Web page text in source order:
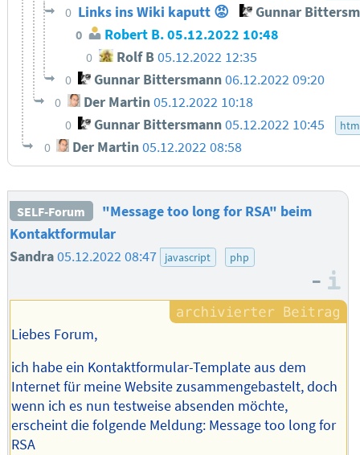
0 Links ins Wiki kaputt 😡 Gunnar
0 Robert B.05.12.2022 10:48
0 Rolf B05.12.2022 12:35
0 Gunnar Bittersmann06.12.2022 09:20
0 Der Martin 05.12.2022 10:18
0 Gunnar Bittersmann05.12.2022 10:45
0 Der Martin05.12.2022 08:58
SELF-Forum
"Message too long for RSA" beim
Kontaktformular
Sandra05.12.2022 08:47 javascript php
–
Liebes Forum,
ich habe ein Kontaktformular-Template aus dem
Internet für meine Website zusammengebastelt, doch
wenn ich es nun testweise absenden möchte,
erscheint die folgende Meldung: Message too long for
RSA